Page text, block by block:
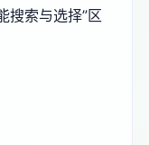
搜索与选择”区